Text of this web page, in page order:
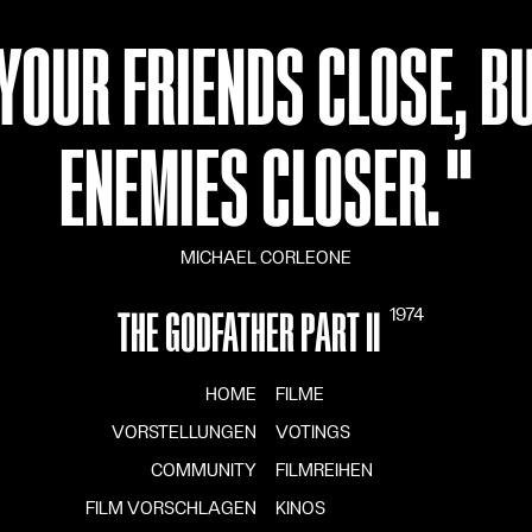
FRIENDS CLOSE,
ENEMIES CLOSER."
MICHAEL CORLEONE
THE GODFATHER PART II 1974
HOME
FILME
VORSTELLUNGEN
VOTINGS
COMMUNITY
FILMREIHEN
FILM VORSCHLAGEN
KINOS